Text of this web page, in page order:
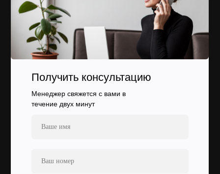
Получить консультацию
Менеджер свяжется с вами в
течение двух минут